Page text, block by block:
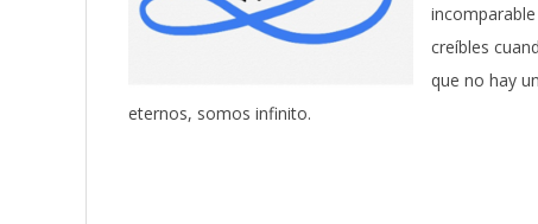
creíbles
que no hay
eternos, somos infinito.